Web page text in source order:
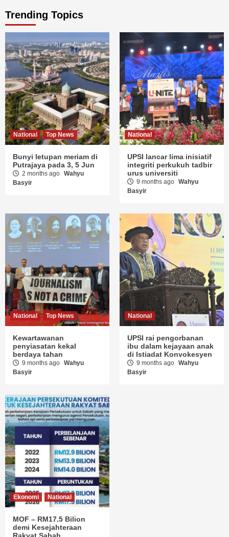
Trending Topics
National Top News
Bunyi letupan meriam di
Putrajaya pada 3, 5 Jun
2 months ago Wahyu
Basyir
National
UPSI lancar lima inisiatif
integriti perkukuh tadbir
urus universiti
9 months ago Wahyu
Basyir
National Top News
Kewartawanan
penyiasatan kekal
berdaya tahan
9 months ago Wahyu
Basyir
National
UPSI rai pengorbanan
ibu dalam kejayaan anak
di Istiadat Konvokesyen
9 months ago Wahyu
Basyir
Ekonomi National
MOF – RM17.5 Bilion
demi Kesejahteraan